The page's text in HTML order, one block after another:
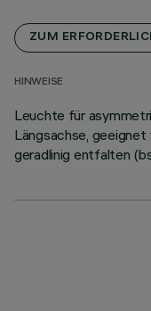
ZUM
HINWEISE
Leuchte für
Längsachse,
geradlinig entfalten